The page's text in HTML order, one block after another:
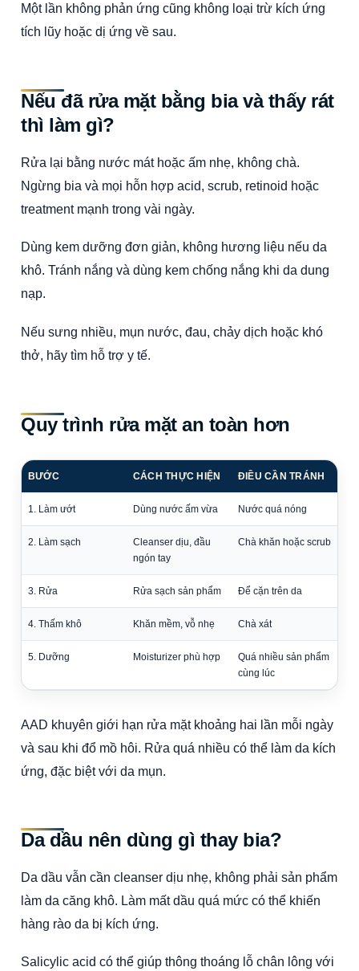
Một lần không phản ứng cũng không loại trừ kích ứng
tích lũy hoặc dị ứng về sau.
Nếu đã rửa mặt bằng bia và thấy rát
thì làm gì?
Rửa lại bằng nước mát hoặc ấm nhẹ, không chà.
Ngừng bia và mọi hỗn hợp acid, scrub, retinoid hoặc
treatment mạnh trong vài ngày.
Dùng kem dưỡng đơn giản, không hương liệu nếu da
khô. Tránh nắng và dùng kem chống nắng khi da dung
nạp.
Nếu sưng nhiều, mụn nước, đau, chảy dịch hoặc khó
thở, hãy tìm hỗ trợ y tế.
Quy trình rửa mặt an toàn hơn
BƯỚC CÁCH THỰC HIỆN ĐIỀU CẦN TRÁNH
1. Làm ướt Dùng nước ấm vừa Nước quá nóng
2. Làm sạch
Cleanser dịu, đầu
ngón tay
Chà khăn hoặc scrub
3. Rửa Rửa sạch sản phẩm Để cặn trên da
4. Thấm khô Khăn mềm, vỗ nhẹ Chà xát
5. Dưỡng Moisturizer phù hợp
Quá nhiều sản phẩm
cùng lúc
AAD khuyên giới hạn rửa mặt khoảng hai lần mỗi ngày
và sau khi đổ mồ hôi. Rửa quá nhiều có thể làm da kích
ứng, đặc biệt với da mụn.
Da dầu nên dùng gì thay bia?
Da dầu vẫn cần cleanser dịu nhẹ, không phải sản phẩm
làm da căng khô. Làm mất dầu quá mức có thể khiến
hàng rào da bị kích ứng.
Salicylic acid có thể giúp thông thoáng lỗ chân lông với